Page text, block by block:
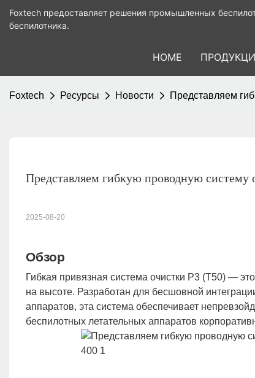
Foxtech предоставляет решения промышленных
беспилотника.
HOME
Foxtech Ресурсы Новости Представляем
Представляем гибкую проводную
2025-08-20
Обзор
Гибкая привязная система очистки P3 (T50) —
на высоте. Разработан для бесшовной
аппаратов, эта система обеспечивает
беспилотных летательных аппаратов